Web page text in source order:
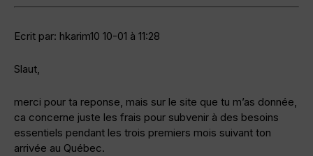
Ecrit par: hkarim10 10-01 à 11:28
Slaut,
merci pour ta reponse, mais sur le site que tu m’as donnée,
ca concerne juste les frais pour subvenir à des besoins
essentiels pendant les trois premiers mois suivant ton
arrivée au Québec.